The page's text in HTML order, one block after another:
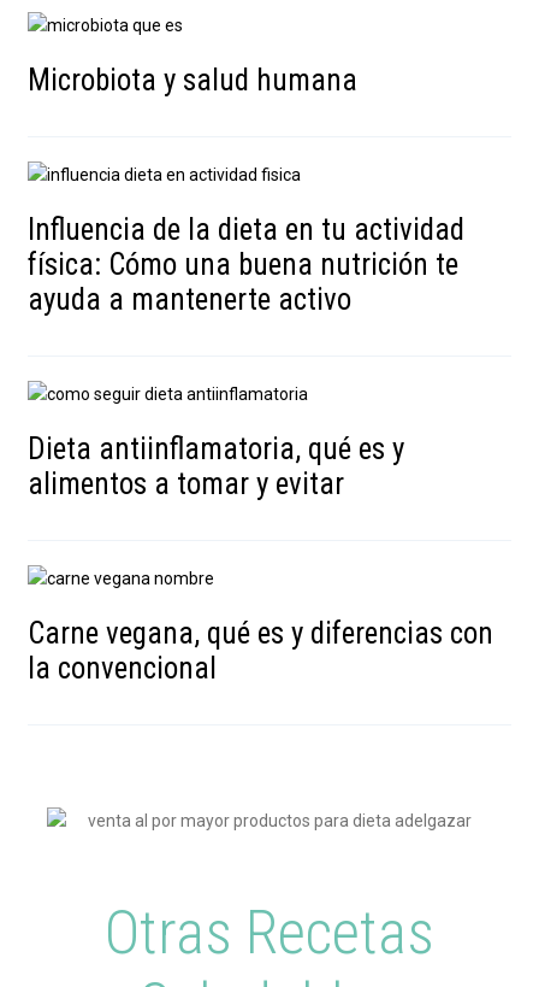
Microbiota y salud humana
Influencia de la dieta en tu actividad
física: Cómo una buena nutrición te
ayuda a mantenerte activo
Dieta antiinflamatoria, qué es y
alimentos a tomar y evitar
Carne vegana, qué es y diferencias con
la convencional
Otras Recetas